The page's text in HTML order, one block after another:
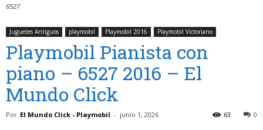
6527
Juguetes Antiguos playmobil Playmobil 2016 Playmobil Victoriano
Playmobil Pianista con
piano – 6527 2016 – El
Mundo Click
Por El Mundo Click - Playmobil - junio 1, 2026 0
63